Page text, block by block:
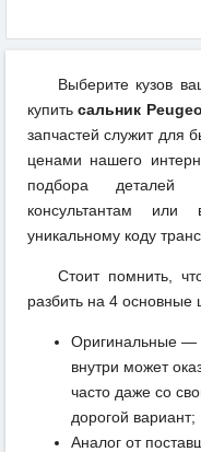
Выберите кузов
купитьсальник
запчастей служит для
ценами нашего
подбора деталей
консультантам или
уникальному коду
Стоит помнить,
разбить на 4 основные
Оригинальные —
внутри может
часто даже со
дорогой вариант;
Аналог от